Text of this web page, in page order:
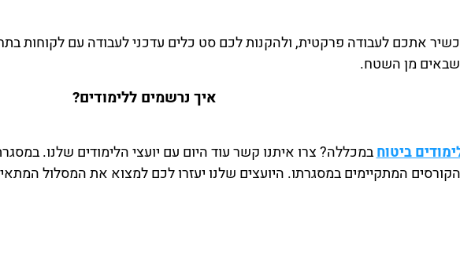
אתכם לעבודה פרקטית, ולהקנות לכם סט כלים עדכני לעבודה עם לקוחות
שבאים מן השטח.
איך נרשמים ללימודים?
ביטוחבמכללה? צרו איתנו קשר עוד היום עם יועצי הלימודים שלנו.
המתקיימים במסגרתו. היועצים שלנו יעזרו לכם למצוא את המסלול